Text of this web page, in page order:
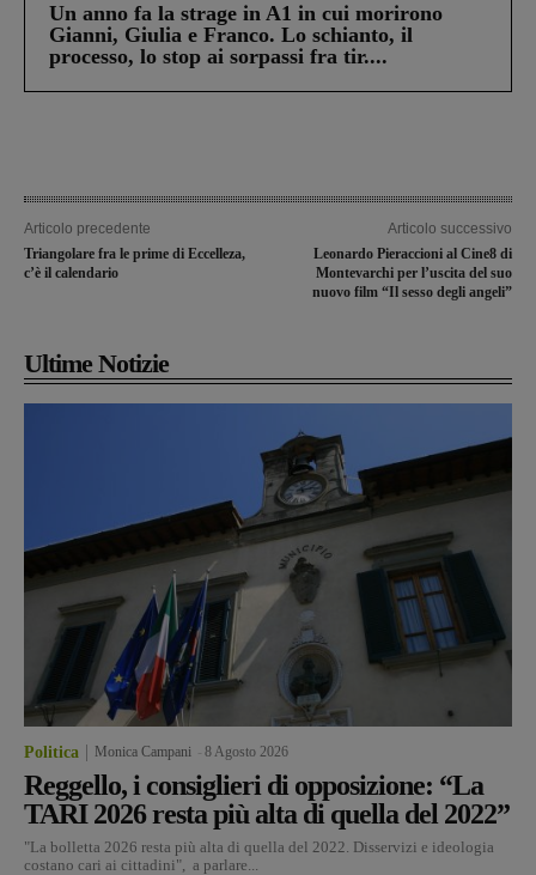
Un anno fa la strage in A1 in cui morirono
Gianni, Giulia e Franco. Lo schianto, il
processo, lo stop ai sorpassi fra tir....
Articolo precedente
Triangolare fra le prime di Eccelleza,
c’è il calendario
Articolo successivo
Leonardo Pieraccioni al Cine8 di
Montevarchi per l’uscita del suo
nuovo film “Il sesso degli angeli”
Ultime Notizie
Politica Monica Campani 8 Agosto 2026
Reggello, i consiglieri di opposizione: “La
TARI 2026 resta più alta di quella del 2022”
"La bolletta 2026 resta più alta di quella del 2022. Disservizi e ideologia
costano cari ai cittadini", a parlare...